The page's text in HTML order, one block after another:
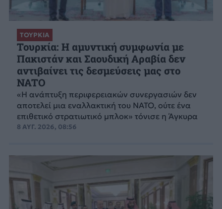
ΤΟΥΡΚΙΑ
Τουρκία: Η αμυντική συμφωνία με
Πακιστάν και Σαουδική Αραβία δεν
αντιβαίνει τις δεσμεύσεις μας στο
NATO
«Η ανάπτυξη περιφερειακών συνεργασιών δεν
αποτελεί μια εναλλακτική του ΝΑΤΟ, ούτε ένα
επιθετικό στρατιωτικό μπλοκ» τόνισε η Άγκυρα
8 ΑΥΓ. 2026, 08:56